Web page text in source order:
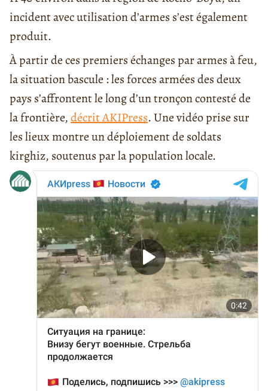
incident avec utilisation d’armes s’est également
produit.
À partir de ces premiers échanges par armes à feu,
la situation bascule : les forces armées des deux
pays s’affrontent le long d’un tronçon contesté de
la frontière,décrit AKIPress. Une vidéo prise sur
les lieux montre un déploiement de soldats
kirghiz, soutenus par la population locale.